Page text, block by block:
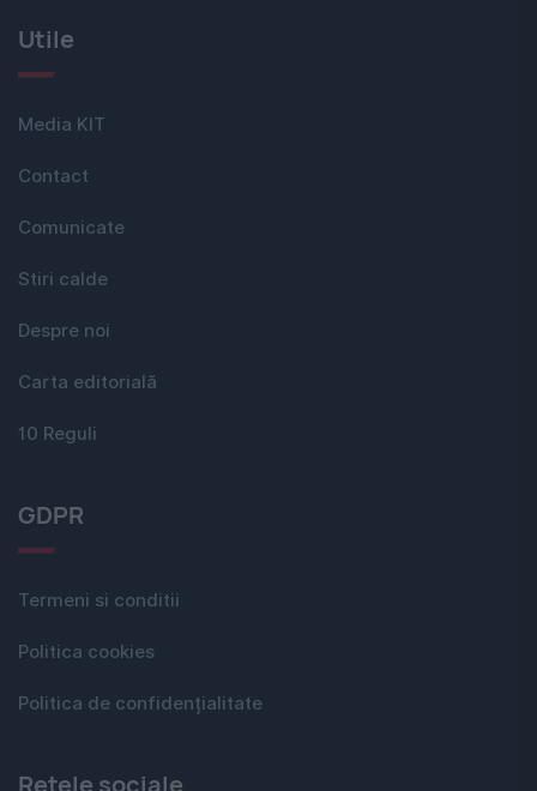
Utile
Media KIT
Contact
Comunicate
Stiri calde
Despre noi
Carta editorială
10 Reguli
GDPR
Termeni si conditii
Politica cookies
Politica de confidențialitate
Rețele sociale